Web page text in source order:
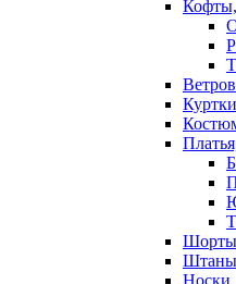
Шорты
Штаны
Носки